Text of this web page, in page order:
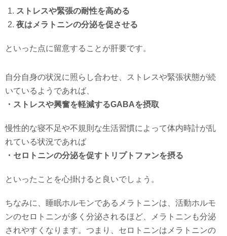
ストレスや緊張の耐性を高める
夜はメラトニンの分泌を促させる
といった点に留意することが肝要です。
自分自身の状況に照らし合わせ、ストレスや緊張状態が続
いているようであれば、
・ストレスや興奮を軽減するGABAを摂取
慢性的な寝不足や不規則な生活習慣によって体内時計が乱
れている状況であれば
・セロトニンの分泌を促すトリプトファンを摂る
といったことを心掛けると良いでしょう。
ちなみに、睡眠ホルモンであるメラトニンは、活動ホルモ
ンのセロトニンが多く分泌されるほど、メラトニンも分泌
されやすくなります。つまり、セロトニンはメラトニンの